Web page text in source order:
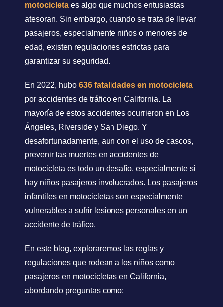
motocicleta es algo que muchos entusiastas
atesoran. Sin embargo, cuando se trata de llevar
pasajeros, especialmente niños o menores de
edad, existen regulaciones estrictas para
garantizar su seguridad.
En 2022, hubo 636 fatalidades en motocicleta
por accidentes de tráfico en California. La
mayoría de estos accidentes ocurrieron en Los
Ángeles, Riverside y San Diego. Y
desafortunadamente, aun con el uso de cascos,
prevenir las muertes en accidentes de
motocicleta es todo un desafío, especialmente si
hay niños pasajeros involucrados. Los pasajeros
infantiles en motocicletas son especialmente
vulnerables a sufrir lesiones personales en un
accidente de tráfico.
En este blog, exploraremos las reglas y
regulaciones que rodean a los niños como
pasajeros en motocicletas en California,
abordando preguntas como: